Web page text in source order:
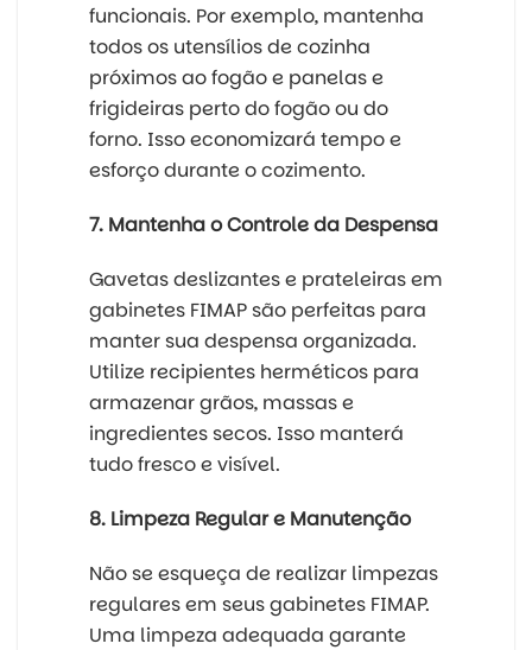
funcionais. Por exemplo, mantenha
todos os utensílios de cozinha
próximos ao fogão e panelas e
frigideiras perto do fogão ou do
forno. Isso economizará tempo e
esforço durante o cozimento.
7. Mantenha o Controle da Despensa
Gavetas deslizantes e prateleiras em
gabinetes FIMAP são perfeitas para
manter sua despensa organizada.
Utilize recipientes herméticos para
armazenar grãos, massas e
ingredientes secos. Isso manterá
tudo fresco e visível.
8. Limpeza Regular e Manutenção
Não se esqueça de realizar limpezas
regulares em seus gabinetes FIMAP.
Uma limpeza adequada garante